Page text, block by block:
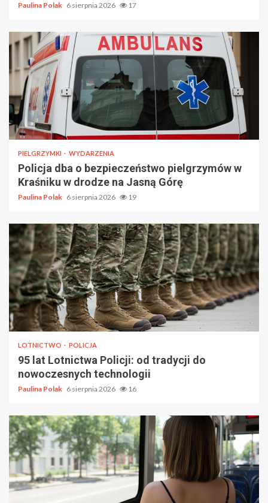
Paulina Polak 6 sierpnia 2026 17
PIELGRZYMKI WYDARZENIA
Policja dba o bezpieczeństwo pielgrzymów w
Kraśniku w drodze na Jasną Górę
Paulina Polak 6 sierpnia 2026 19
LOTNICTWO POLICJA
95 lat Lotnictwa Policji: od tradycji do
nowoczesnych technologii
Paulina Polak 6 sierpnia 2026 16